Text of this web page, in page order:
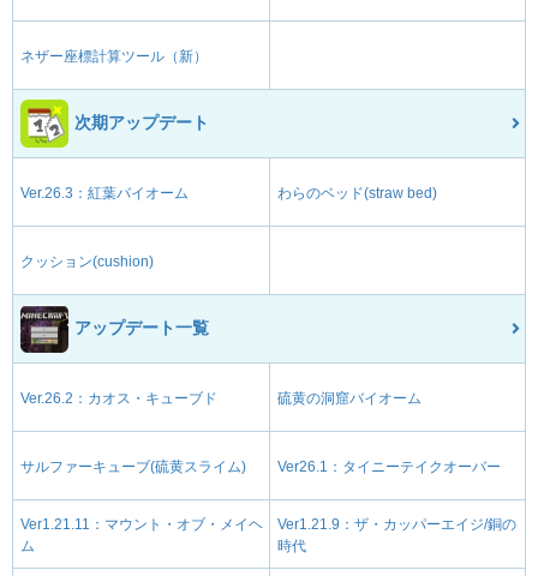
ネザー座標計算ツール（新）
次期アップデート
Ver.26.3：紅葉バイオーム わらのベッド(straw bed)
クッション(cushion)
アップデート一覧
Ver.26.2：カオス・キューブド 硫黄の洞窟バイオーム
サルファーキューブ(硫黄スライム) Ver26.1：タイニーテイクオーバー
Ver1.21.11：マウント・オブ・メイヘ
ム
Ver1.21.9：ザ・カッパーエイジ/銅の
時代